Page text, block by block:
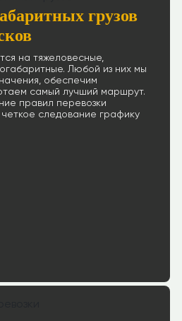
грузов
на тяжеловесные,
Любой из них мы
обеспечим
самый лучший маршрут.
правил перевозки
четкое следование графику